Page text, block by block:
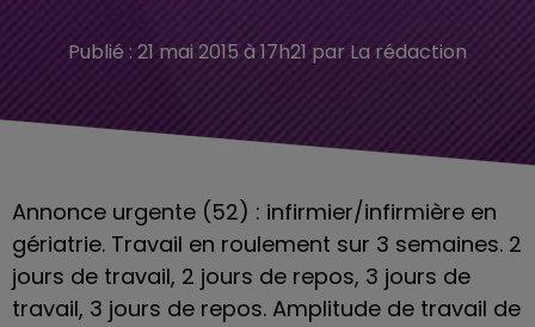
Publié : 21 mai 2015 à 17h21 par La rédaction
Annonce urgente (52) : infirmier/infirmière en
gériatrie. Travail en roulement sur 3 semaines. 2
jours de travail, 2 jours de repos, 3 jours de
travail, 3 jours de repos. Amplitude de travail de